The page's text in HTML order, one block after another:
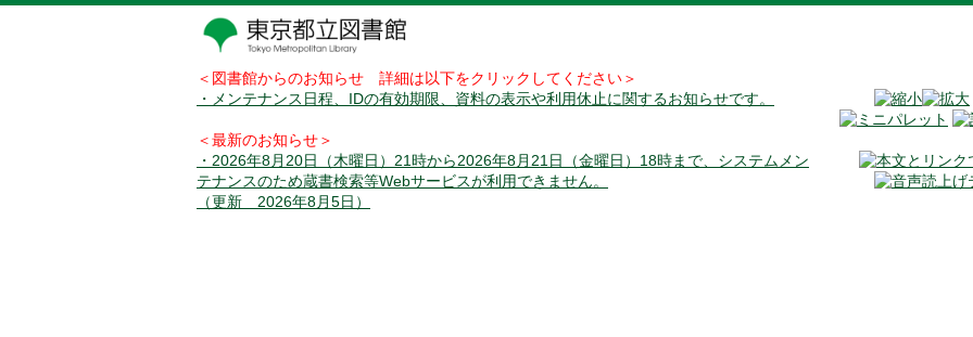
＜図書館からのお知らせ 詳細は以下をクリックしてください＞
・メンテナンス日程、IDの有効期限、資料の表示や利用休止に関するお知らせです。
＜最新のお知らせ＞
・2026年8月20日（木曜日）21時から2026年8月21日（金曜日）18時まで、システムメン
テナンスのため蔵書検索等Webサービスが利用できません。
（更新 2026年8月5日）